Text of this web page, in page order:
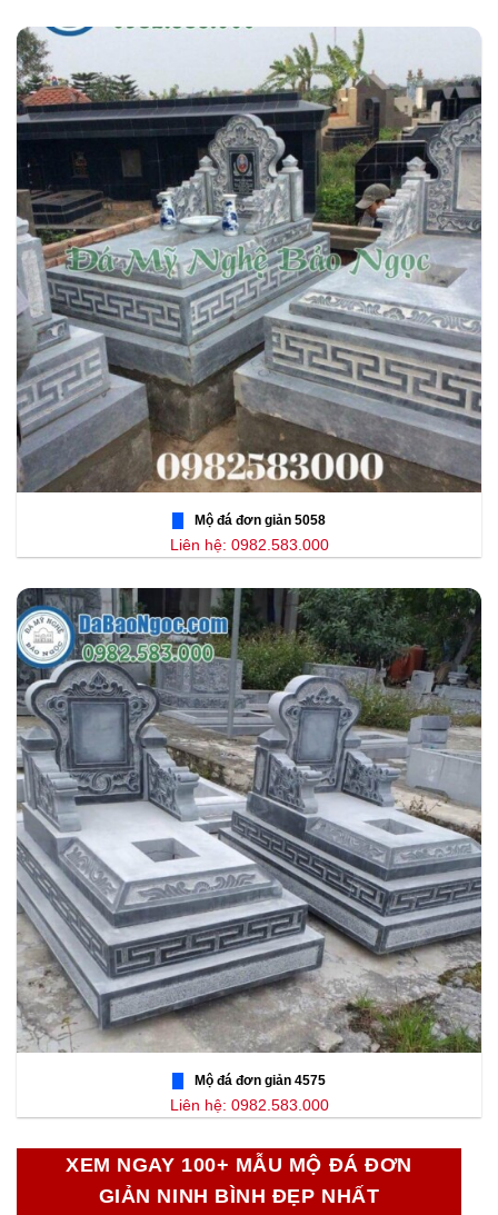
Mộ đá đơn giản 5058
Liên hệ: 0982.583.000
Mộ đá đơn giản 4575
Liên hệ: 0982.583.000
XEM NGAY 100+ MẪU MỘ ĐÁ ĐƠN
GIẢN NINH BÌNH ĐẸP NHẤT